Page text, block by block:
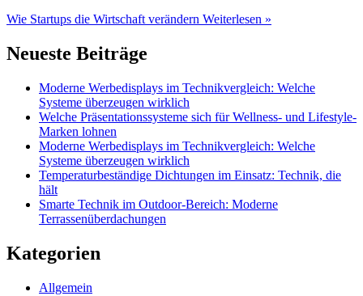
Wie Startups die Wirtschaft verändern Weiterlesen »
Neueste Beiträge
Moderne Werbedisplays im Technikvergleich: Welche
Systeme überzeugen wirklich
Welche Präsentationssysteme sich für Wellness- und Lifestyle-
Marken lohnen
Moderne Werbedisplays im Technikvergleich: Welche
Systeme überzeugen wirklich
Temperaturbeständige Dichtungen im Einsatz: Technik, die
hält
Smarte Technik im Outdoor-Bereich: Moderne
Terrassenüberdachungen
Kategorien
Allgemein